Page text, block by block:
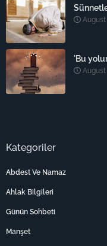
August
'Bu
August
Kategoriler
Abdest Ve Namaz
Ahlak Bilgileri
Günün Sohbeti
Manşet